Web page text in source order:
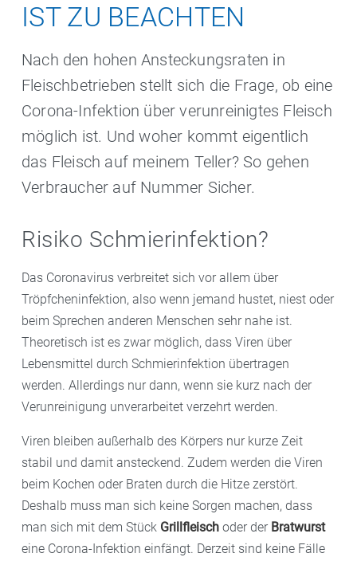
IST ZU BEACHTEN
Nach den hohen Ansteckungsraten in
Fleischbetrieben stellt sich die Frage, ob eine
Corona-Infektion über verunreinigtes Fleisch
möglich ist. Und woher kommt eigentlich
das Fleisch auf meinem Teller? So gehen
Verbraucher auf Nummer Sicher.
Risiko Schmierinfektion?
Das Coronavirus verbreitet sich vor allem über
Tröpfcheninfektion, also wenn jemand hustet, niest oder
beim Sprechen anderen Menschen sehr nahe ist.
Theoretisch ist es zwar möglich, dass Viren über
Lebensmittel durch Schmierinfektion übertragen
werden. Allerdings nur dann, wenn sie kurz nach der
Verunreinigung unverarbeitet verzehrt werden.
Viren bleiben außerhalb des Körpers nur kurze Zeit
stabil und damit ansteckend. Zudem werden die Viren
beim Kochen oder Braten durch die Hitze zerstört.
Deshalb muss man sich keine Sorgen machen, dass
man sich mit dem Stück Grillfleisch oder der Bratwurst
eine Corona-Infektion einfängt. Derzeit sind keine Fälle